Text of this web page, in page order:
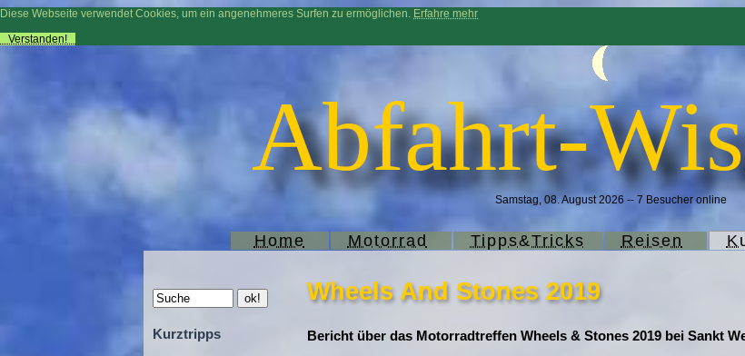
Diese Webseite verwendet Cookies, um ein angenehmeres Surfen zu ermöglichen. Erfahre mehr
Verstanden!
Abfahrt-
Samstag, 08. August 2026 -- 7 Besucher online
Home Motorrad Tipps&Tricks Reisen
Kurztripps
Wheels And Stones 2019
Bericht über das Motorradtreffen Wheels & Stones 2019 bei Sankt